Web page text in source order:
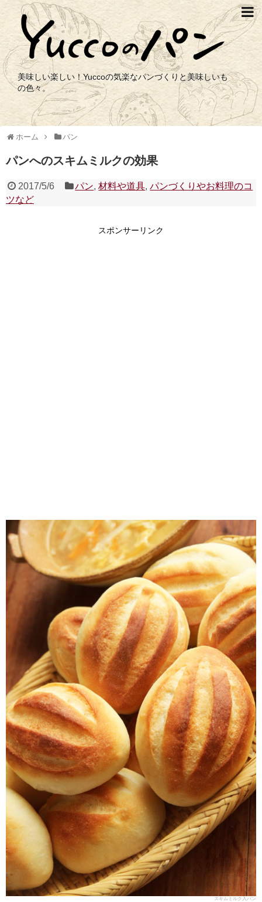
美味しい楽しい！Yuccoの気楽なパンづくりと美味しいも
の色々。
ホーム パン
パンへのスキムミルクの効果
2017/5/6 パン,材料や道具,パンづくりやお料理のコ
ツなど
スポンサーリンク
スキムミルク入パン